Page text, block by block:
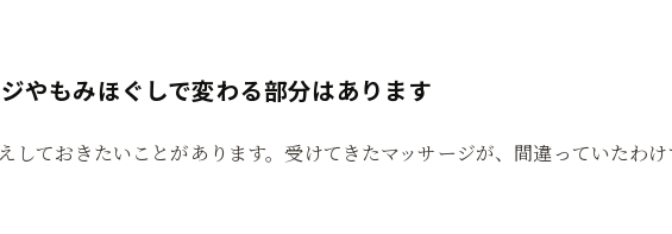
やもみほぐしで変わる部分はあります
しておきたいことがあります。受けてきたマッサージが、間違っていたわけ